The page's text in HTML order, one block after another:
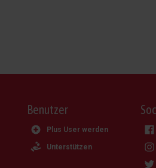
Benutzer
Plus User werden
Unterstützen